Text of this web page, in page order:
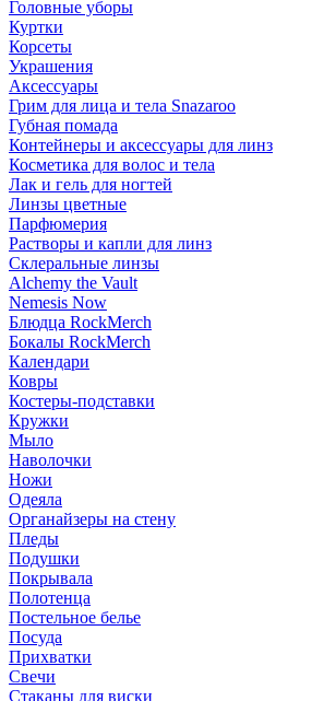
Головные уборы
Куртки
Корсеты
Украшения
Аксессуары
Грим для лица и тела Snazaroo
Губная помада
Контейнеры и аксессуары для линз
Косметика для волос и тела
Лак и гель для ногтей
Линзы цветные
Парфюмерия
Растворы и капли для линз
Склеральные линзы
Alchemy the Vault
Nemesis Now
Блюдца RockMerch
Бокалы RockMerch
Календари
Ковры
Костеры-подставки
Кружки
Мыло
Наволочки
Ножи
Одеяла
Органайзеры на стену
Пледы
Подушки
Покрывала
Полотенца
Постельное белье
Посуда
Прихватки
Свечи
Стаканы для виски